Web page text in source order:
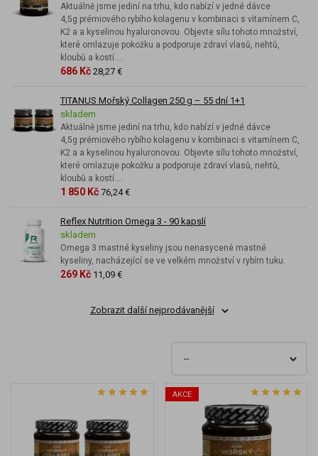
Aktuálně jsme jediní na trhu, kdo nabízí v jedné dávce
4,5g prémiového rybího kolagenu v kombinaci s vitamínem C,
K2 a a kyselinou hyaluronovou. Objevte sílu tohoto množství,
které omlazuje pokožku a podporuje zdraví vlasů, nehtů,
kloubů a kostí....
686 Kč 28,27 €
TITANUS Mořský Collagen 250 g – 55 dní 1+1
skladem
Aktuálně jsme jediní na trhu, kdo nabízí v jedné dávce
4,5g prémiového rybího kolagenu v kombinaci s vitamínem C,
K2 a a kyselinou hyaluronovou. Objevte sílu tohoto množství,
které omlazuje pokožku a podporuje zdraví vlasů, nehtů,
kloubů a kostí....
1 850 Kč 76,24 €
Reflex Nutrition Omega 3 - 90 kapslí
skladem
Omega 3 mastné kyseliny jsou nenasycené mastné
kyseliny, nacházející se ve velkém množství v rybím tuku.
269 Kč 11,09 €
Zobrazit další nejprodávanější
AKCE